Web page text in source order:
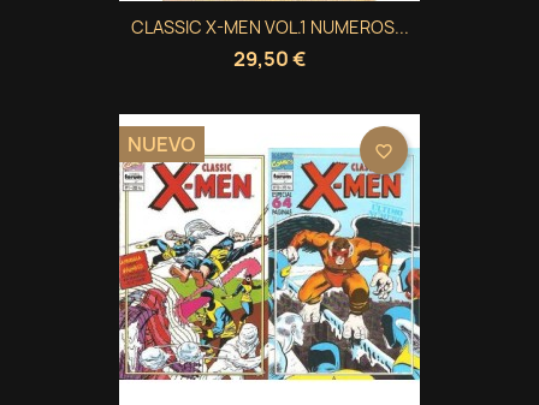
CLASSIC X-MEN VOL.1 NUMEROS...
29,50 €
NUEVO favorite_border